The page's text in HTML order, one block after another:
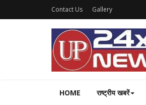
Contact Us Gallery
HOME राष्ट्रीय खबरें